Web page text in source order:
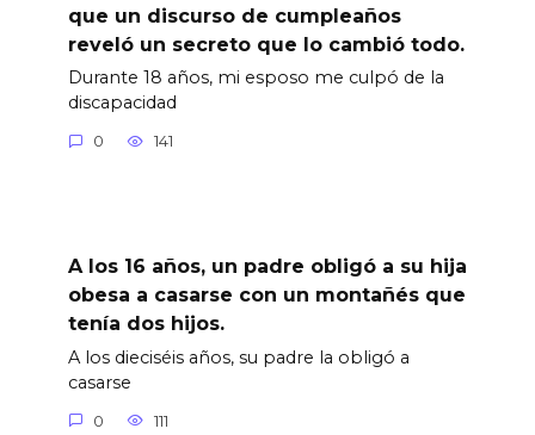
que un discurso de cumpleaños
reveló un secreto que lo cambió todo.
Durante 18 años, mi esposo me culpó de la
discapacidad
0 141
A los 16 años, un padre obligó a su hija
obesa a casarse con un montañés que
tenía dos hijos.
A los dieciséis años, su padre la obligó a
casarse
0 111